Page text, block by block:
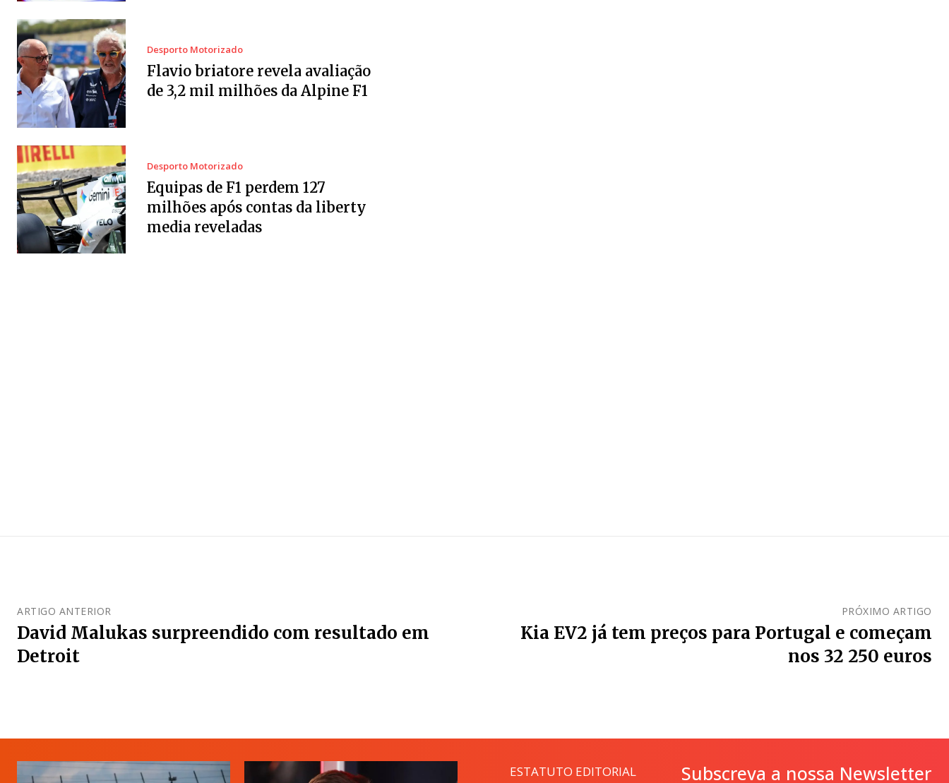
Desporto Motorizado
Flavio briatore revela avaliação
de 3,2 mil milhões da Alpine F1
Desporto Motorizado
Equipas de F1 perdem 127
milhões após contas da liberty
media reveladas
ARTIGO ANTERIOR
David Malukas surpreendido com resultado em
Detroit
PRÓXIMO ARTIGO
Kia EV2 já tem preços para Portugal e começam
nos 32 250 euros
ESTATUTO EDITORIAL Subscreva a nossa Newsletter